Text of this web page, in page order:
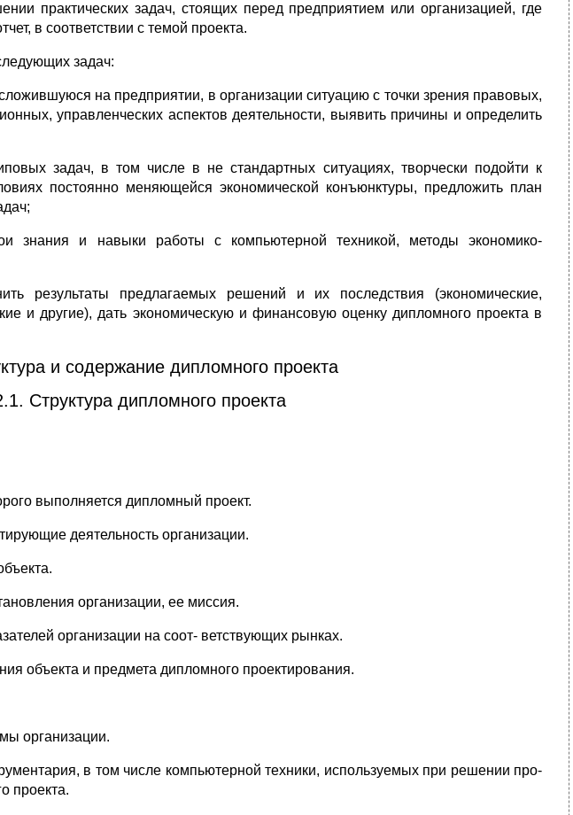
практических задач, стоящих перед предприятием или орга­низацией, где
в соответствии с темой проекта.
задач:
на предприятии, в организации ситуацию с точки зрения правовых,
управленческих аспектов деятельности, выявить причины и определить
задач, в том числе в не­ стандартных ситуациях, творчески подойти к
постоянно меняющейся экономической конъюнктуры, предложить план
знания и навыки работы с компьютерной техникой, методы экономико-
результаты предлагаемых решений и их последствия (экономические,
и другие), дать экономическую и финансовую оценку диплом­ного проекта в
и содержание дипломного проекта
Структура дипломного проекта
выполняется дипломный проект.
деятельность орга­низации.
организации, ее миссия.
организации на соот­- ветствующих рынках.
объекта и предмета диплом­ного проектирования.
организации.
в том числе компьютерной техники, используемых при решении про­
проекта.